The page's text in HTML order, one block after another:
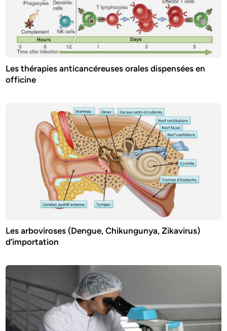
Les thérapies anticancéreuses orales dispensées en
officine
Les arboviroses (Dengue, Chikungunya, Zikavirus)
d’importation